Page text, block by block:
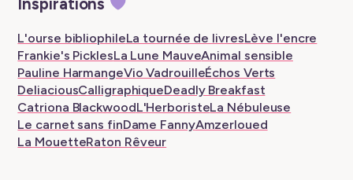
tabtab New
tab
tab
L'ourse bibliophileLa tournée de livresLève l'encre
Frankie's PicklesLa Lune MauveAnimal sensible
Pauline HarmangeVio VadrouilleÉchos Verts
DeliaciousCalligraphiqueDeadly Breakfast
Catriona BlackwoodL'HerboristeLa Nébuleuse
Le carnet sans finDame FannyAmzerloued
La MouetteRaton Rêveur